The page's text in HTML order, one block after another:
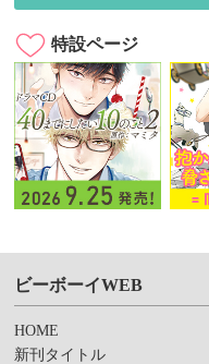
特設ページ
ビーボーイWEB
HOME
新刊タイトル